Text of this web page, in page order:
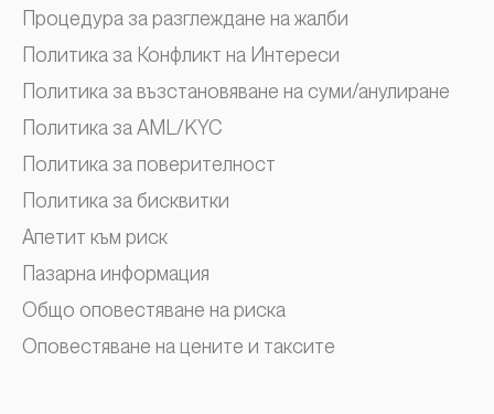
Процедура за разглеждане на жалби
Политика за Конфликт на Интереси
Политика за възстановяване на суми/анулиране
Политика за AML/KYC
Политика за поверителност
Политика за бисквитки
Апетит към риск
Пазарна информация
Общо оповестяване на риска
Оповестяване на цените и таксите